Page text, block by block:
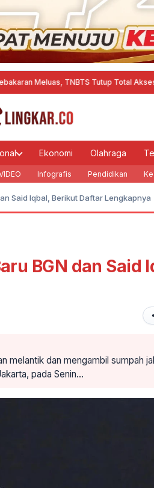
TNBTS Tutup Total Akses Wisata
Ekonomi Olahraga
Infografis Pendidikan
Said Iqbal, Berikut Daftar Lengkapnya
BGN dan Said
melantik dan mengambil sumpah
pada Senin…